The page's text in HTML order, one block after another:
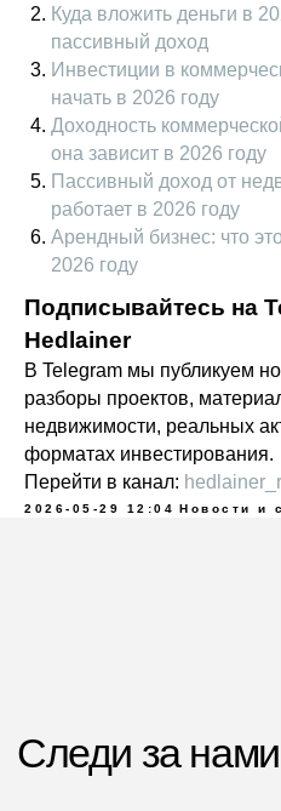
Куда вложить деньги в
пассивный доход
Инвестиции в
начать в 2026 году
Доходность
она зависит в 2026 году
Пассивный доход от
работает в 2026 году
Арендный бизнес: что
2026 году
Подписывайтесь на
Hedlainer
В Telegram мы публикуем
разборы проектов,
недвижимости, реальных
форматах инвестирования.
Перейти в канал:
2026-05-29 12:04 Новости и